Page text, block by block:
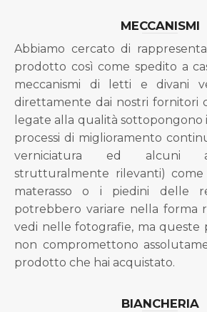
MECCANISMI
Abbiamo cercato di
prodotto così come spedito a
meccanismi di letti e divani
direttamente dai nostri fornitori
legate alla qualità
processi di miglioramento
verniciatura ed alcuni
strutturalmente rilevanti)
materasso o i piedini delle
potrebbero variare nella forma
vedi nelle fotografie, ma queste
non compromettono
prodotto che hai acquistato.
BIANCHERIA